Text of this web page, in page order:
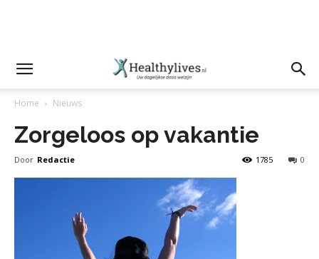
Home Nieuws
Zorgeloos op vakantie
Door Redactie 0
1785